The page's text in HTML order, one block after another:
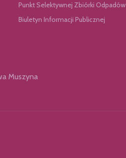
Punkt Selektywnej Zbiórki Odpadów
Biuletyn Informacji Publicznej
Muszyna